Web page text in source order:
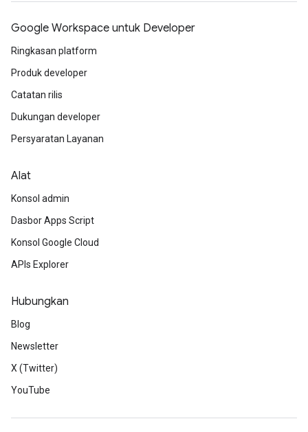
Google Workspace untuk Developer
Ringkasan platform
Produk developer
Catatan rilis
Dukungan developer
Persyaratan Layanan
Alat
Konsol admin
Dasbor Apps Script
Konsol Google Cloud
APIs Explorer
Hubungkan
Blog
Newsletter
X (Twitter)
YouTube